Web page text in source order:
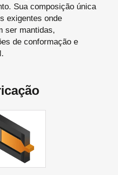
Sua composição única
exigentes onde
ser mantidas,
de conformação e